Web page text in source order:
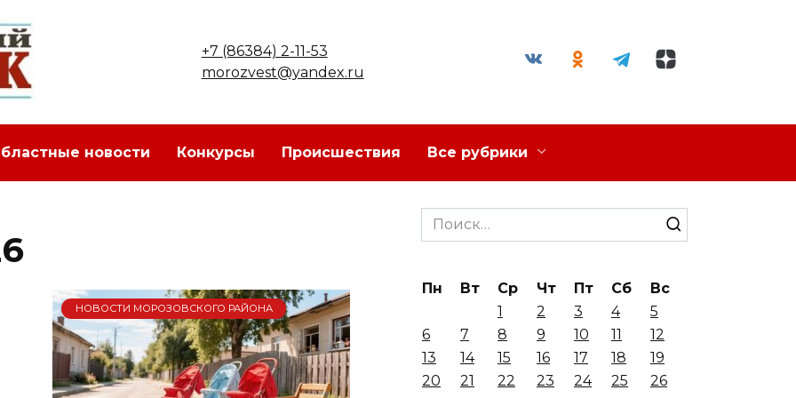
+7 (86384) 2-11-53
morozvest@yandex.ru
новости Конкурсы Происшествия Все рубрики
НОВОСТИ МОРОЗОВСКОГО РАЙОНА
Search
for:
Пн Вт Ср Чт Пт Сб
Вс
1
2 3 4
5
6
7 8 9 10 11
12
13
14 15 16 17 18
19
20
21 22 23 24 25
26